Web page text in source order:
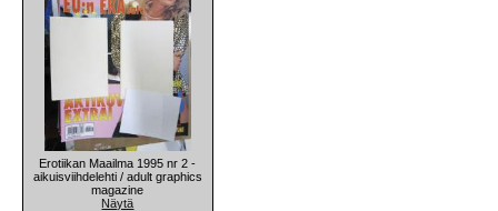
Erotiikan Maailma 1995 nr 2 -
aikuisviihdelehti / adult graphics
magazine
Näytä